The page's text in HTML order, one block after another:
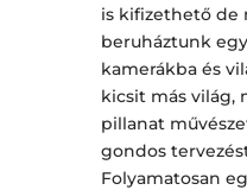
is kifizethető de
beruháztunk
kamerákba és
kicsit más világ,
pillanat
gondos
Folyamatosan